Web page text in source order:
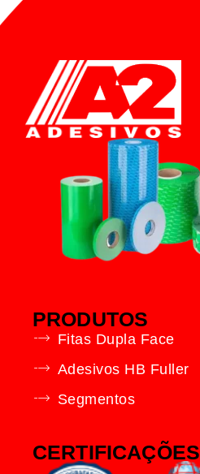
PRODUTOS
Fitas Dupla Face
Adesivos HB Fuller
Segmentos
CERTIFICAÇÕES